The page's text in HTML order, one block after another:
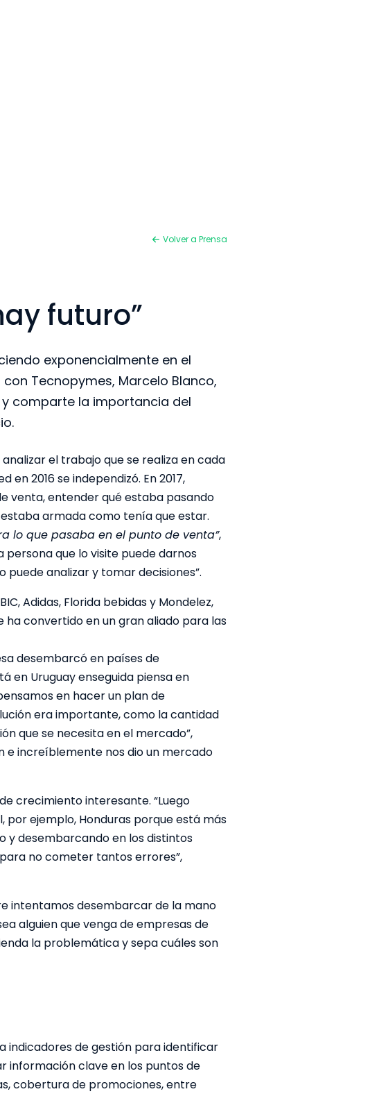
Volver a Prensa
futuro”
exponencialmente en el
Tecnopymes, Marcelo Blanco,
y comparte la importancia del
el trabajo que se realiza en cada
2016 se independizó. En 2017,
venta, entender qué estaba pasando
armada como tenía que estar.
lo que pasaba en el punto de venta”,
persona que lo visite puede darnos
analizar y tomar decisiones”.
Adidas, Florida bebidas y Mondelez,
convertido en un gran aliado para las
desembarcó en países de
en Uruguay enseguida piensa en
en hacer un plan de
era importante, como la cantidad
que se necesita en el mercado”,
e increíblemente nos dio un mercado
crecimiento interesante. “Luego
por ejemplo, Honduras porque está más
y desembarcando en los distintos
no cometer tantos errores”,
intentamos desembarcar de la mano
alguien que venga de empresas de
la problemática y sepa cuáles son
indicadores de gestión para identificar
información clave en los puntos de
cobertura de promociones, entre